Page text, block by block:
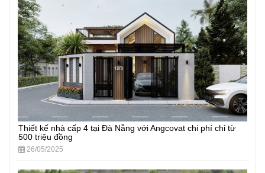
Thiết kế nhà cấp 4 tại Đà Nẵng với Angcovat chi phí chỉ từ
500 triệu đồng
26/05/2025